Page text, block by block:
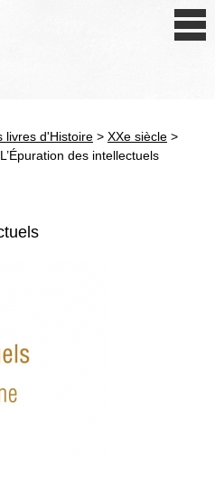
moderne
civilisations
livres d'Histoire > XXe siècle >
des intellectuels